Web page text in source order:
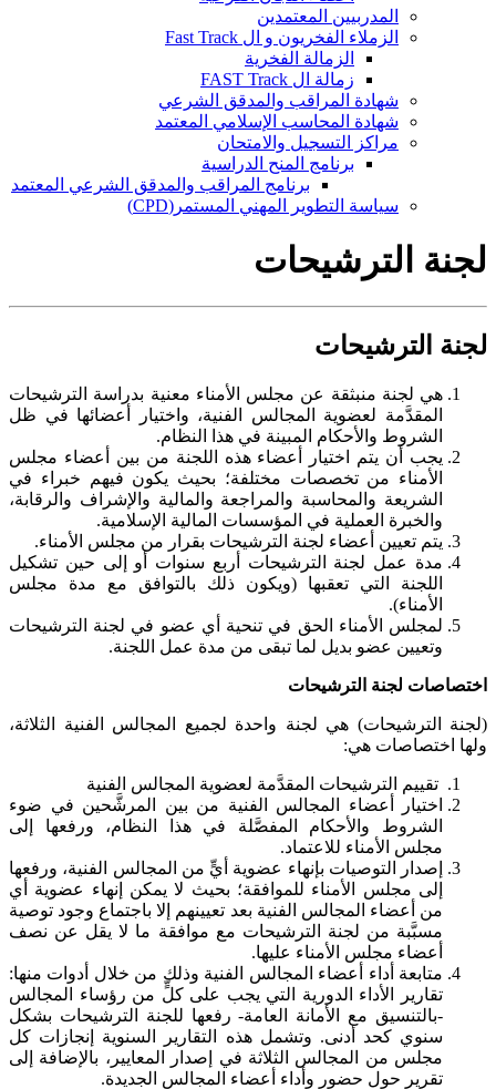
المدربيين المعتمدين
الزملاء الفخريون و ال Fast Track
الزمالة الفخرية
زمالة ال FAST Track
شهادة المراقب والمدقق الشرعي
شهادة المحاسب الإسلامي المعتمد
مراكز التسجيل والامتحان
برنامج المنح الدراسية
برنامج المراقب والمدقق الشرعي المعتمد
سياسة التطوير المهني المستمر(CPD)
لجنة الترشيحات
لجنة الترشيحات
هي لجنة منبثقة عن مجلس الأمناء معنية بدراسة الترشيحات
المقدَّمة لعضوية المجالس الفنية، واختيار أعضائها في ظل
الشروط والأحكام المبينة في هذا النظام.
يجب أن يتم اختيار أعضاء هذه اللجنة من بين أعضاء مجلس
الأمناء من تخصصات مختلفة؛ بحيث يكون فيهم خبراء في
الشريعة والمحاسبة والمراجعة والمالية والإشراف والرقابة،
والخبرة العملية في المؤسسات المالية الإسلامية.
يتم تعيين أعضاء لجنة الترشيحات بقرار من مجلس الأمناء.
مدة عمل لجنة الترشيحات أربع سنوات أو إلى حين تشكيل
اللجنة التي تعقبها (ويكون ذلك بالتوافق مع مدة مجلس
الأمناء).
لمجلس الأمناء الحق في تنحية أي عضو في لجنة الترشيحات
وتعيين عضو بديل لما تبقى من مدة عمل اللجنة.
اختصاصات لجنة الترشيحات
(لجنة الترشيحات) هي لجنة واحدة لجميع المجالس الفنية الثلاثة،
ولها اختصاصات هي:
تقييم الترشيحات المقدَّمة لعضوية المجالس الفنية
اختيار أعضاء المجالس الفنية من بين المرشَّحين في ضوء
الشروط والأحكام المفصَّلة في هذا النظام، ورفعها إلى
مجلس الأمناء للاعتماد.
إصدار التوصيات بإنهاء عضوية أيٍّ من المجالس الفنية، ورفعها
إلى مجلس الأمناء للموافقة؛ بحيث لا يمكن إنهاء عضوية أي
من أعضاء المجالس الفنية بعد تعيينهم إلا باجتماع وجود توصية
مسبَّبة من لجنة الترشيحات مع موافقة ما لا يقل عن نصف
أعضاء مجلس الأمناء عليها.
متابعة أداء أعضاء المجالس الفنية وذلك من خلال أدوات منها:
تقارير الأداء الدورية التي يجب على كلٍّ من رؤساء المجالس
-بالتنسيق مع الأمانة العامة- رفعها للجنة الترشيحات بشكل
سنوي كحد أدنى. وتشمل هذه التقارير السنوية إنجازات كل
مجلس من المجالس الثلاثة في إصدار المعايير، بالإضافة إلى
تقرير حول حضور وأداء أعضاء المجالس الجديدة.